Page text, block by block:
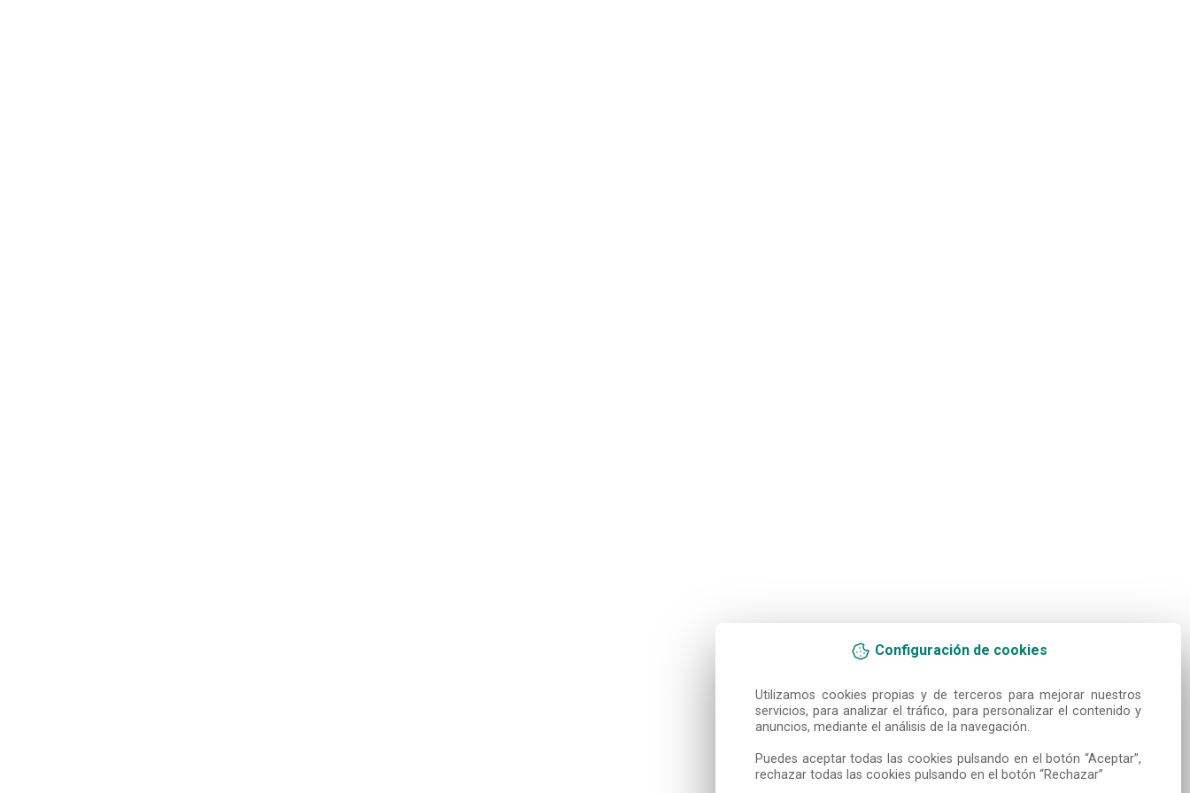
Configuración de cookies
Utilizamos cookies propias y de terceros para mejorar nuestros
servicios, para analizar el tráfico, para personalizar el contenido y
anuncios, mediante el análisis de la navegación.
Puedes aceptar todas las cookies pulsando en el botón “Aceptar”,
rechazar todas las cookies pulsando en el botón “Rechazar”